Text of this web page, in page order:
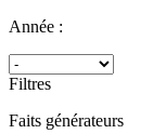
Année :
Filtres
Faits générateurs